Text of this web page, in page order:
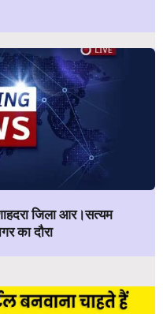
जिला आर।सत्यम
का दौरा